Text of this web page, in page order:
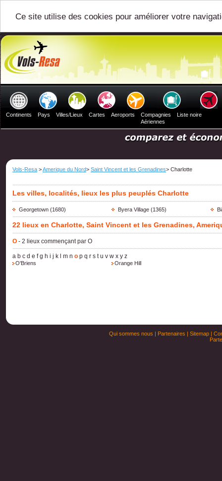
Ce site utilise des cookies pour améliorer votre
Continents Pays Villes/Lieux Cartes Aeroports
Compagnies
Aériennes
Liste noire
Vols-Resa >Amerique du Nord> Saint Vincent et les Grenadines> Charlotte
Les villes, localités, lieux les plus peuplés Charlotte
Georgetown (1680) Byera Village (1365)
22 lieux en Charlotte, Saint Vincent et les Grenadines,
O - 2 lieux commençant par O
a b c d e fg h i j k m n o p q r s tu v w x y z
O'Briens Orange Hill
Qui sommes nous | Partenaires | Sitemap|